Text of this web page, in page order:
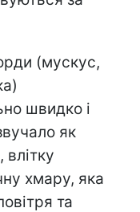
(мускус,
швидко і
як
хмару, яка
та